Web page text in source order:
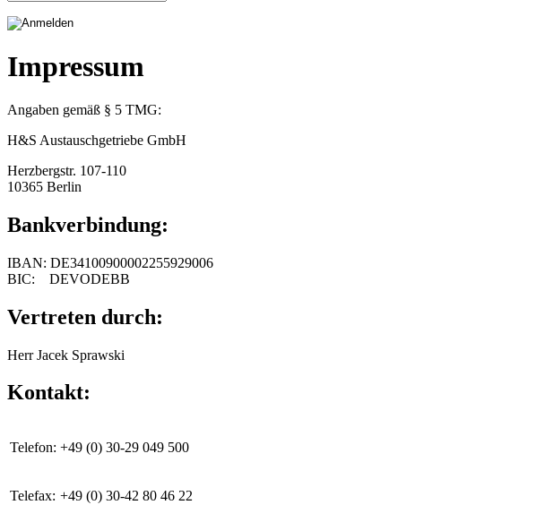
Impressum
Angaben gemäß § 5 TMG:
H&S Austauschgetriebe GmbH
Herzbergstr. 107-110
10365 Berlin
Bankverbindung:
IBAN: DE34100900002255929006
BIC: DEVODEBB
Vertreten durch:
Herr Jacek Sprawski
Kontakt:
Telefon: +49 (0) 30-29 049 500
Telefax: +49 (0) 30-42 80 46 22